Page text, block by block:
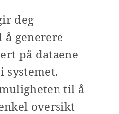
deg
generere
på dataene
systemet.
til å
oversikt